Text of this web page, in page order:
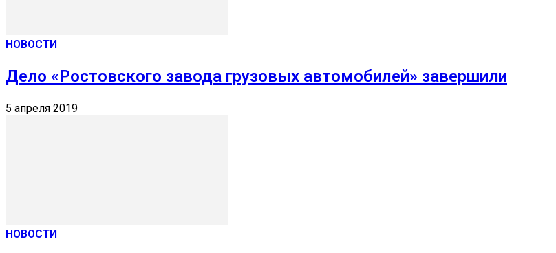
НОВОСТИ
Дело «Ростовского завода грузовых автомобилей» завершили
5 апреля 2019
НОВОСТИ